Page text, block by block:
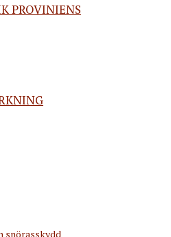
PROVINIENS
snörasskydd